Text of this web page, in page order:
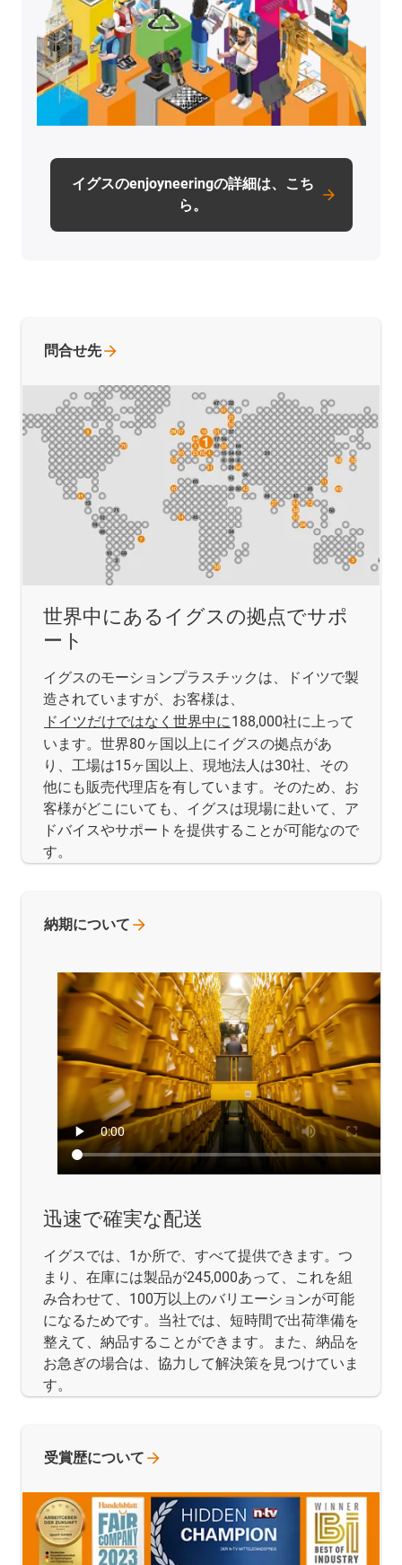
イグスのenjoyneeringの詳細は、こち
ら。
世界中にあるイグスの拠点でサポ
ート
イグスのモーションプラスチックは、ドイツで製
造されていますが、お客様は、
ドイツだけではなく世界中に188,000社に上って
います。世界80ヶ国以上にイグスの拠点があ
り、工場は15ヶ国以上、現地法人は30社、その
他にも販売代理店を有しています。そのため、お
客様がどこにいても、イグスは現場に赴いて、ア
ドバイスやサポートを提供することが可能なので
す。
問合せ先
迅速で確実な配送
イグスでは、1か所で、すべて提供できます。つ
まり、在庫には製品が245,000あって、これを組
み合わせて、100万以上のバリエーションが可能
になるためです。当社では、短時間で出荷準備を
整えて、納品することができます。また、納品を
お急ぎの場合は、協力して解決策を見つけていま
す。
納期について
受賞歴について